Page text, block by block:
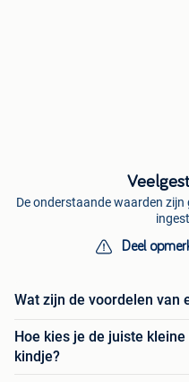
De onderstaande waarden
Deel
Wat zijn de voordelen van
Hoe kies je de juiste
kindje?